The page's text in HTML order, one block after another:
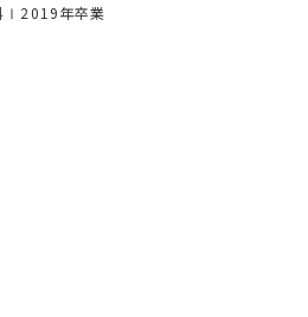
Ⅰ2019年卒業